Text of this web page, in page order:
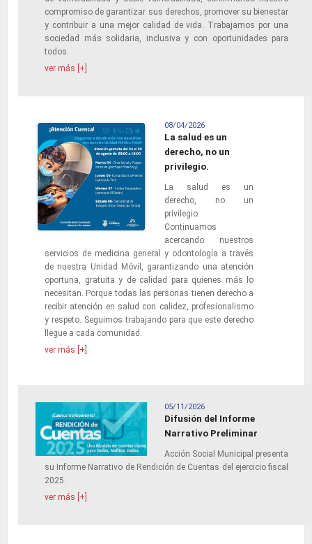
compromiso de garantizar sus derechos, promover su bienestar
y contribuir a una mejor calidad de vida. Trabajamos por una
sociedad más solidaria, inclusiva y con oportunidades para
todos.
ver más [+]
08/04/2026
La salud es un
derecho, no un
privilegio.
La salud es un
derecho, no un
privilegio.
Continuamos
acercando nuestros
servicios de medicina general y odontología a través
de nuestra Unidad Móvil, garantizando una atención
oportuna, gratuita y de calidad para quienes más lo
necesitan. Porque todas las personas tienen derecho a
recibir atención en salud con calidez, profesionalismo
y respeto. Seguimos trabajando para que este derecho
llegue a cada comunidad.
ver más [+]
05/11/2026
Difusión del Informe
Narrativo Preliminar
Acción Social Municipal presenta
su Informe Narrativo de Rendición de Cuentas del ejercicio fiscal
2025.
ver más [+]